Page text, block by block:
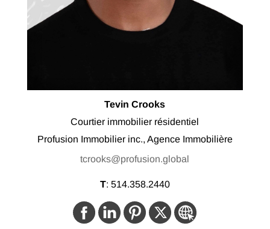
Tevin Crooks
Courtier immobilier résidentiel
Profusion Immobilier inc., Agence Immobilière
tcrooks@profusion.global
T: 514.358.2440